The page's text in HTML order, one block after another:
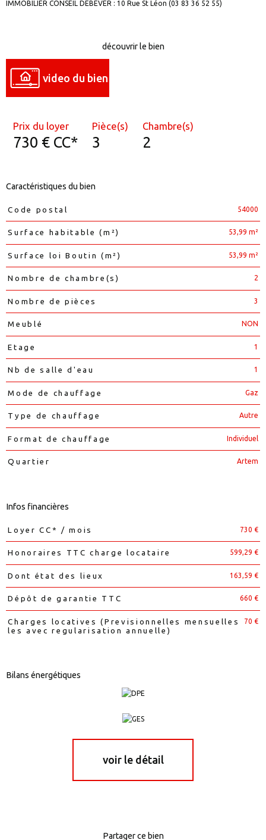
IMMOBILIER CONSEIL DEBEVER : 10 Rue St Léon (03 83 36 52 55)
découvrir le bien
video du bien
Prix du loyer
730 € CC*
Pièce(s)
3
Chambre(s)
2
Caractéristiques du bien
Caractéristiques Valeurs
Code postal 54000
Surface habitable (m²) 53,99 m²
Surface loi Boutin (m²) 53,99 m²
Nombre de chambre(s) 2
Nombre de pièces 3
Meublé NON
Etage 1
Nb de salle d'eau 1
Mode de chauffage Gaz
Type de chauffage Autre
Format de chauffage Individuel
Quartier Artem
Infos financières
Caractéristiques Valeurs
Loyer CC* / mois 730 €
Honoraires TTC charge locataire 599,29 €
Dont état des lieux 163,59 €
Dépôt de garantie TTC 660 €
Charges locatives (Previsionnelles mensuelles
les avec regularisation annuelle)
70 €
Bilans énergétiques
voir le détail
Partager ce bien